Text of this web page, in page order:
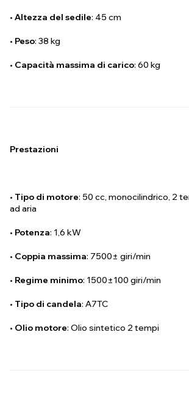
• Altezza del sedile: 45 cm
• Peso: 38 kg
• Capacità massima di carico: 60 kg
Prestazioni
• Tipo di motore: 50 cc, monocilindrico, 2
ad aria
• Potenza: 1,6 kW
• Coppia massima: 7500± giri/min
• Regime minimo: 1500±100 giri/min
• Tipo di candela: A7TC
• Olio motore: Olio sintetico 2 tempi